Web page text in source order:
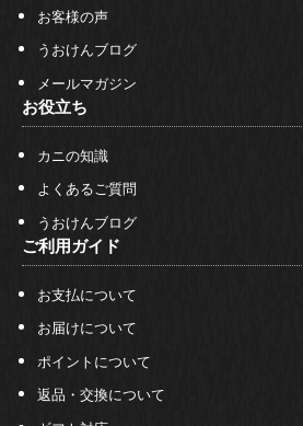
お客様の声
うおけんブログ
メールマガジン
お役立ち
カニの知識
よくあるご質問
うおけんブログ
ご利用ガイド
お支払について
お届けについて
ポイントについて
返品・交換について